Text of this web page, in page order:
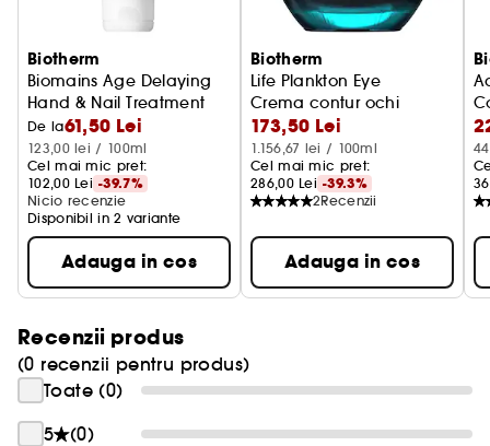
patentat activ, sustine regenerarea pielii si
stimuleaza ingredientele dermului. • 3% PEPTIDE
DE COLAGEN: o proteina puternica care ofera un
efect de lifting si stimuleaza productia de
colagen natural in piele.
Biotherm
Biomains Age Delaying
Hand & Nail Treatment
Crema de maini
De la61,50 Lei
123,00 lei / 100ml
Cel mai mic pret:
102,00 Lei -39.7%
Nicio recenzie
Disponibil in 2 variante
Adauga in cos
Biotherm
Life Plankton Eye
Crema contur ochi
173,50 Lei
1.156,67 lei / 100ml
Cel mai mic pret:
286,00 Lei -39.3%
2Recenzii
Adauga in cos
Recenzii produs
(0 recenzii pentru produs)
Toate (0)
5
(0)